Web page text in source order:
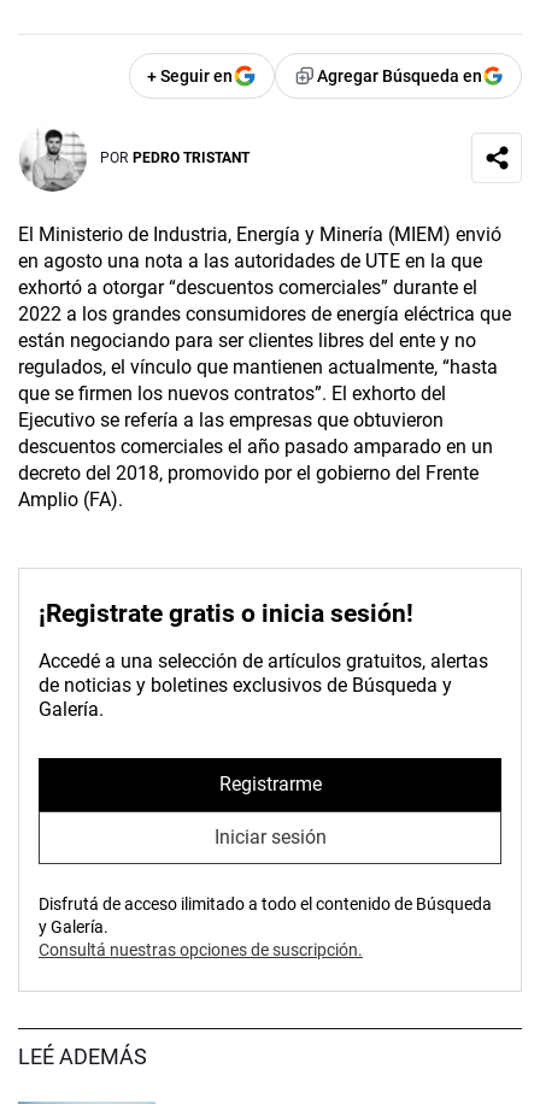
+ Seguir en Agregar Búsqueda en
POR PEDRO TRISTANT
El Ministerio de Industria, Energía y Minería (MIEM) envió
en agosto una nota a las autoridades de UTE en la que
exhortó a otorgar “descuentos comerciales” durante el
2022 a los grandes consumidores de energía eléctrica que
están negociando para ser clientes libres del ente y no
regulados, el vínculo que mantienen actualmente, “hasta
que se firmen los nuevos contratos”. El exhorto del
Ejecutivo se refería a las empresas que obtuvieron
descuentos comerciales el año pasado amparado en un
decreto del 2018, promovido por el gobierno del Frente
Amplio (FA).
¡Registrate gratis o inicia sesión!
Accedé a una selección de artículos gratuitos, alertas
de noticias y boletines exclusivos de Búsqueda y
Galería.
Registrarme
Iniciar sesión
Disfrutá de acceso ilimitado a todo el contenido de Búsqueda
y Galería.
Consultá nuestras opciones de suscripción.
LEÉ ADEMÁS